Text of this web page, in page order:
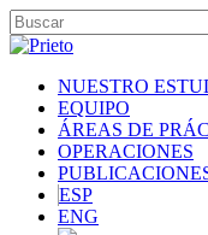
NUESTRO
EQUIPO
ÁREAS DE
OPERACIONES
ESP
ENG